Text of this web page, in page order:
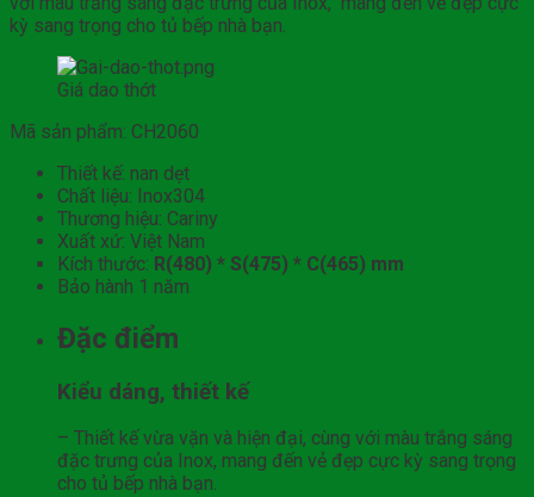
kỳ sang trọng cho tủ bếp nhà bạn.
Giá dao thớt
Mã sản phẩm: CH2060
Thiết kế: nan dẹt
Chất liệu: Inox304
Thương hiệu: Cariny
Xuất xứ: Việt Nam
Kích thước: R(480) * S(475) * C(465) mm
Bảo hành 1 năm
Đặc điểm
Kiểu dáng, thiết kế
– Thiết kế vừa vặn và hiện đại, cùng với màu trắng sáng
đặc trưng của Inox, mang đến vẻ đẹp cực kỳ sang trọng
cho tủ bếp nhà bạn.